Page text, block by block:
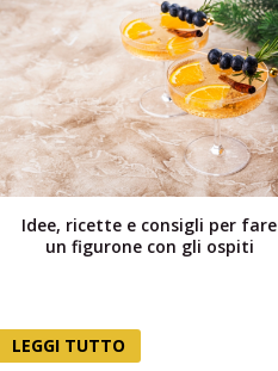
Idee, ricette e consigli per fare
un figurone con gli ospiti
LEGGI TUTTO